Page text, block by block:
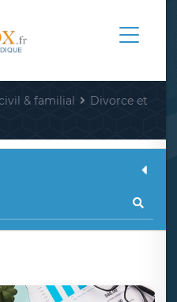
& familial
Divorce et